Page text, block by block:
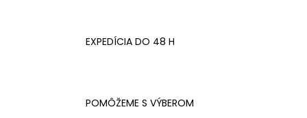
EXPEDÍCIA DO 48 H
POMÔŽEME S VÝBEROM